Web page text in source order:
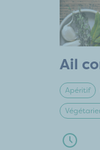
Ail
Apéritif